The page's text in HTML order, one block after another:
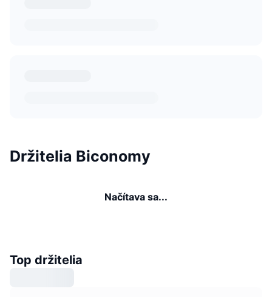
Držitelia Biconomy
Načítava sa...
Top držitelia